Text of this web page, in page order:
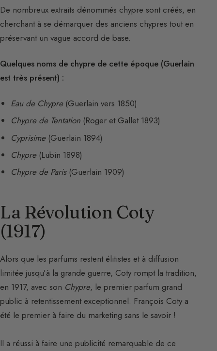
De nombreux extraits dénommés chypre sont créés, en
cherchant à se démarquer des anciens chypres tout en
préservant un vague accord de base.
Quelques noms de chypre de cette époque (Guerlain
est très présent) :
Eau de Chypre(Guerlain vers 1850)
Chypre de Tentation (Roger et Gallet 1893)
Cyprisime(Guerlain 1894)
Chypre(Lubin 1898)
Chypre de Paris(Guerlain 1909)
La Révolution Coty
(1917)
Alors que les parfums restent élitistes et à diffusion
limitée jusqu’à la grande guerre, Coty rompt la tradition,
en 1917, avec son Chypre, le premier parfum grand
public à retentissement exceptionnel. François Coty a
été le premier à faire du marketing sans le savoir !
Il a réussi à faire une publicité remarquable de ce